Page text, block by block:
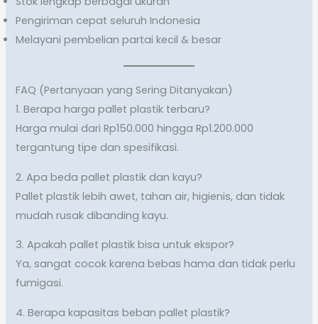
Pengiriman cepat seluruh Indonesia
Melayani pembelian partai kecil & besar
FAQ (Pertanyaan yang Sering Ditanyakan)
1. Berapa harga pallet plastik terbaru?
Harga mulai dari Rp150.000 hingga Rp1.200.000
tergantung tipe dan spesifikasi.
2. Apa beda pallet plastik dan kayu?
Pallet plastik lebih awet, tahan air, higienis, dan tidak
mudah rusak dibanding kayu.
3. Apakah pallet plastik bisa untuk ekspor?
Ya, sangat cocok karena bebas hama dan tidak perlu
fumigasi.
4. Berapa kapasitas beban pallet plastik?